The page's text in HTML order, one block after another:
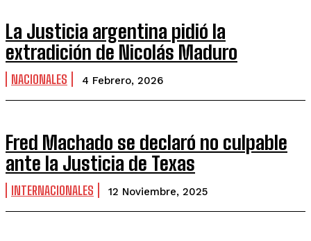
La Justicia argentina pidió la
extradición de Nicolás Maduro
NACIONALES 4 Febrero, 2026
Fred Machado se declaró no culpable
ante la Justicia de Texas
INTERNACIONALES 12 Noviembre, 2025